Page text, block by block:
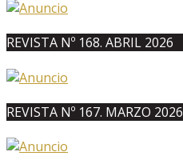
REVISTA Nº 168. ABRIL 2026
REVISTA Nº 167. MARZO 2026